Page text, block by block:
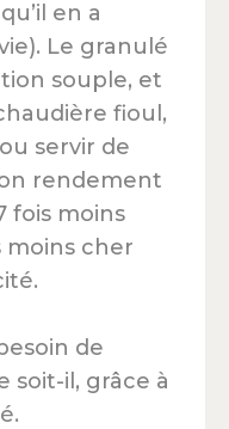
en a
Le granulé
souple, et
fioul,
servir de
rendement
fois moins
moins cher
de
soit-il, grâce à